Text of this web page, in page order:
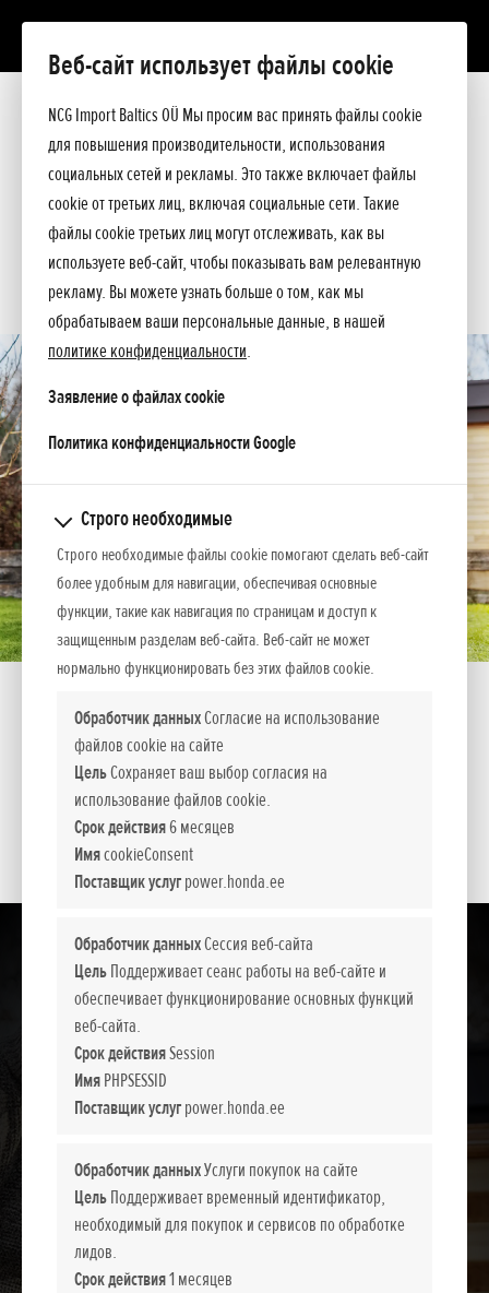
Веб-сайт использует файлы cookie
NCG Import Baltics OÜ Мы просим вас принять файлы cookie
для повышения производительности, использования
социальных сетей и рекламы. Это также включает файлы
cookie от третьих лиц, включая социальные сети. Такие
файлы cookie третьих лиц могут отслеживать, как вы
используете веб-сайт, чтобы показывать вам релевантную
рекламу. Вы можете узнать больше о том, как мы
обрабатываем ваши персональные данные, в нашей
политике конфиденциальности.
Заявление о файлах cookie
Политика конфиденциальности Googleopens in a new tab
Строго необходимые
Строго необходимые файлы cookie помогают сделать веб-сайт
более удобным для навигации, обеспечивая основные
функции, такие как навигация по страницам и доступ к
защищенным разделам веб-сайта. Веб-сайт не может
нормально функционировать без этих файлов cookie.
Обработчик данныхСогласие на использование
файлов cookie на сайте
ЦельСохраняет ваш выбор согласия на
использование файлов cookie.
Срок действия6 месяцев
ИмяcookieConsent
Поставщик услугpower.honda.ee
Обработчик данныхСессия веб-сайта
ЦельПоддерживает сеанс работы на веб-сайте и
обеспечивает функционирование основных функций
веб-сайта.
Срок действияSession
ИмяPHPSESSID
Поставщик услугpower.honda.ee
Обработчик данныхУслуги покупок на сайте
ЦельПоддерживает временный идентификатор,
необходимый для покупок и сервисов по обработке
лидов.
Срок действия1 месяцев
Презентация
Прейскурант
Спросите подробнееПРЕДЛОЖЕНИЕ
СЕРВИС
КОНТАКТЫ
HHB 36 BXB
Регулируемая воздуходувка для листьев оснащена
сменными насадками и уникальным ремнем,
облегчающим переноску.